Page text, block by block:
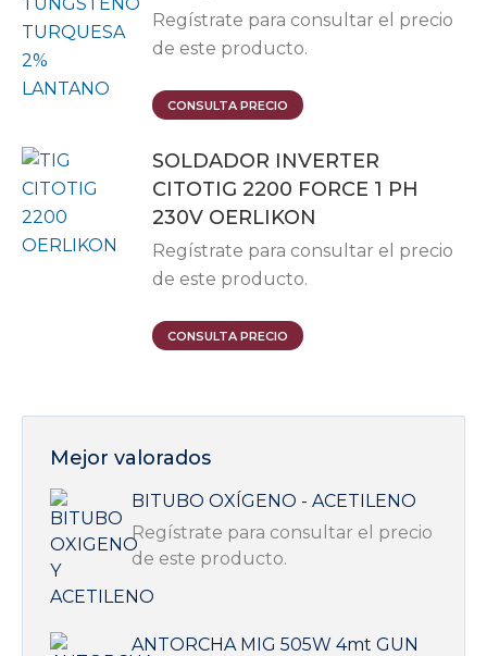
variantes.
Las
se
elegir
en
la
página
Regístrate para consultar el precio
de este producto.
CONSULTA PRECIO
Este
tiene
múltiples
variantes.
Las
opciones
pueden
la
producto
SOLDADOR INVERTER
CITOTIG 2200 FORCE 1 PH
230V OERLIKON
Regístrate para consultar el precio
de este producto.
CONSULTA PRECIO
Mejor valorados
BITUBO OXÍGENO - ACETILENO
Regístrate para consultar el precio
de este producto.
ANTORCHA MIG 505W 4mt GUN